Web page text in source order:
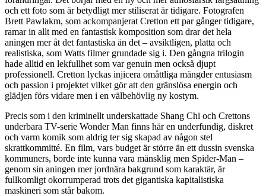
och ett foto som är betydligt mer stiliserat är tidigare. Fotografen
Brett Pawlakm, som ackompanjerat Cretton ett par gånger tidigare,
ramar in allt med en fantastisk komposition som drar det hela
aningen mer åt det fantastiska än det – avsiktligen, platta och
realistiska, som Watts filmer grundade sig i. Den gångna trilogin
hade alltid en lekfullhet som var genuin men också djupt
professionell. Cretton lyckas injicera omåttliga mängder entusiasm
och passion i projektet vilket gör att den gränslösa energin och
glädjen förs vidare men i en välbehövlig ny kostym.
Precis som i den kriminellt underskattade Shang Chi och Crettons
underbara TV-serie Wonder Man finns här en underfundig, diskret
och varm komik som aldrig ter sig skapad av någon stel
skrattkommitté. En film, vars budget är större än ett dussin svenska
kommuners, borde inte kunna vara mänsklig men Spider-Man –
genom sin aningen mer jordnära bakgrund som karaktär, är
fullkomligt okorrumperad trots det gigantiska kapitalistiska
maskineri som står bakom.